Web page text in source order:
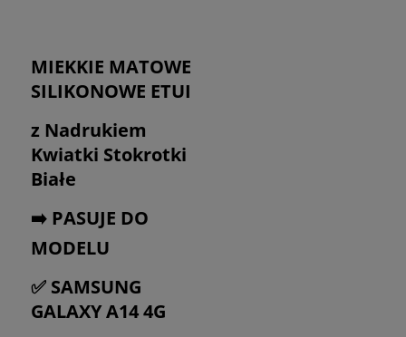
MIEKKIE MATOWE
SILIKONOWE ETUI
z Nadrukiem
Kwiatki Stokrotki
Białe
➡️ PASUJE DO
MODELU
✅ SAMSUNG
GALAXY A14 4G